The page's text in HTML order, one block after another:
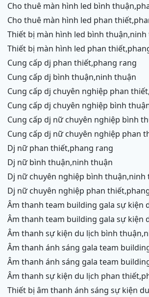
cho thuê màn hình led bình thuận,phang rang, ninh
thuận
cho thuê màn hình led phan
thiết bị màn hình led bình
thiết bị màn hình led phan
cung cấp dj phan thiết,phang rang
cung cấp dj bình thuận,ninh thuận
cung cấp dj chuyên nghiệp phan thiết,phang rang,ninh
chữ,vĩnh hy
cung cấp dj chuyên nghiệp bình
cung cấp dj nữ chuyên nghiệp bình
cung cấp dj nữ chuyên nghiệp phan
dj nữ phan thiết,phang rang
dj nữ bình thuận,ninh thuận
dj nữ chuyên nghiệp bình thuận,ninh
dj nữ chuyên nghiệp phan
âm thanh team building gala sự kiện du lịch bình
thuận,ninh thuận
âm thanh team building gala sự kiện du lịch phan
thiết,phang rang,ninh chữ, vĩnh hy
âm thanh sự kiện du lịch bình
âm thanh ánh sáng gala team building sự kiện du lịch
bình thuận,ninh thuận
âm thanh ánh sáng gala team building sự kiện du lịch
phan thiết,phang rang,ninh chữ,vĩnh
âm thanh sự kiện du lịch phan thiết,phang rang,ninh
chữ,vĩnh hy,ninh thuận,cam ranh
thiết bị âm thanh ánh sáng sự kiện du lịch bình